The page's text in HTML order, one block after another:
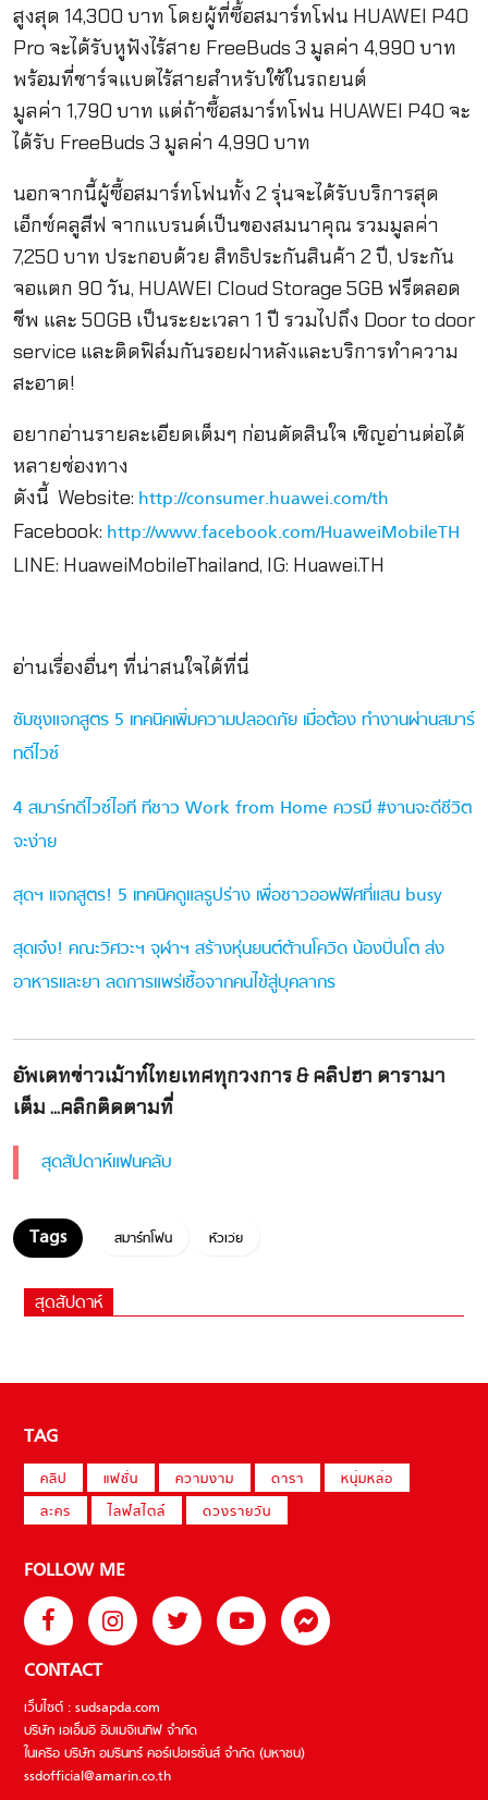
สูงสุด 14,300 บาท โดยผู้ที่ซื้อสมาร์ทโฟน HUAWEI P40
Pro จะได้รับหูฟังไร้สาย FreeBuds 3 มูลค่า 4,990 บาท
พร้อมที่ชาร์จแบตไร้สายสำหรับใช้ในรถยนต์
มูลค่า 1,790 บาท แต่ถ้าซื้อสมาร์ทโฟน HUAWEI P40 จะ
ได้รับ FreeBuds 3 มูลค่า 4,990 บาท
นอกจากนี้ผู้ซื้อสมาร์ทโฟนทั้ง 2รุ่นจะได้รับบริการสุด
เอ็กซ์คลูสีฟ จากแบรนด์เป็นของสมนาคุณ รวมมูลค่า
7,250 บาท ประกอบด้วย สิทธิประกันสินค้า 2ปี, ประกัน
จอแตก 90 วัน, HUAWEI Cloud Storage 5GB ฟรีตลอด
ชีพ และ 50GB เป็นระยะเวลา 1 ปี รวมไปถึง Door to door
service และติดฟิล์มกันรอยฝาหลังและบริการทำความ
สะอาด!
อยากอ่านรายละเอียดเต็มๆ ก่อนตัดสินใจ เชิญอ่านต่อได้
หลายช่องทาง
ดังนี้ Website: http://consumer.huawei.com/th
Facebook: http://www.facebook.com/HuaweiMobileTH
LINE: HuaweiMobileThailand, IG: Huawei.TH
อ่านเรื่องอื่นๆ ที่น่าสนใจได้ที่นี่
ซัมซุงแจกสูตร 5 เทคนิคเพิ่มความปลอดภัย เมื่อต้อง ทำงานผ่านสมาร์
ทดีไวซ์
4 สมาร์ทดีไวซ์ไอที ทีชาว Work from Home ควรมี #งานจะดีชีวิต
จะง่าย
สุดฯ แจกสูตร! 5 เทคนิคดูแลรูปร่าง เพื่อชาวออฟฟิศที่แสน busy
สุดเจ๋ง! คณะวิศวะฯ จุฬาฯ สร้างหุ่นยนต์ต้านโควิด น้องปิ่นโต ส่ง
อาหารและยา ลดการแพร่เชื้อจากคนไข้สู่บุคลากร
อัพเดทข่าวเม้าท์ไทยเทศทุกวงการ & คลิปฮา ดารามา
เต็ม ...คลิกติดตามที่
สุดสัปดาห์แฟนคลับ
สมาร์ทโฟน หัวเว่ย
สุดสัปดาห์
TAG
คลิป แฟชั่น ความงาม ดารา
หนุ่มหล่อ
ละคร
ไลฟ์สไตล์ ดวงรายวัน
FOLLOW ME
CONTACT
เว็บไซต์ : sudsapda.com
บริษัท เอเอ็มอี อิมเมจิเนทีฟ จำกัด
ในเครือ บริษัท อมรินทร์ คอร์เปอเรชั่นส์ จำกัด (มหาชน)
ssdofficial@amarin.co.th